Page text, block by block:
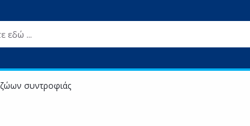
...
συντροφιάς